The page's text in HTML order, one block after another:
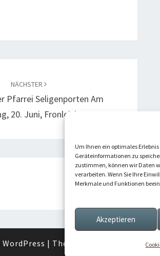
Um Ihnen ein optimales
Geräteinformationen zu
zustimmen, können wir Daten
verarbeiten. Wenn Sie Ihre
Merkmale und Funktionen
Akzeptieren
NÄCHSTER
Pfarrei Seligenporten Am
20. Juni, Fronleichnam
WordPress | Theme: